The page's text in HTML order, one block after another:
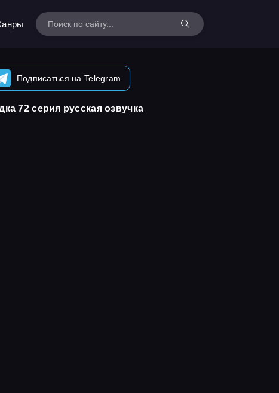
Подписаться на Telegram
72 серия русская озвучка